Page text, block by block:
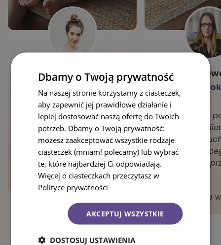
Katarzyna Frenczak-
kukumag.com
Książeczki z okienkami to
coś co zachwyca nie
jedno dziecko. A jeśli
jeszcze takie pozycje…
CZYTAJ WIĘCEJ....
Emka
Pozycja, która
znaleźć w
każdego
żłobkową lub
adaptację. I…
CZYTAJ
Dbamy o Twoją prywatność
Na naszej stronie korzystamy z ciasteczek,
aby zapewnić jej prawidłowe działanie i
lepiej dostosować naszą ofertę do Twoich
potrzeb. Dbamy o Twoją prywatność:
możesz zaakceptować wszystkie rodzaje
ciasteczek (mniam! polecamy) lub wybrać
te, które najbardziej Ci odpowiadają.
Więcej o ciasteczkach przeczytasz w
Polityce prywatności
AKCEPTUJ WSZYSTKIE
DOSTOSUJ USTAWIENIA